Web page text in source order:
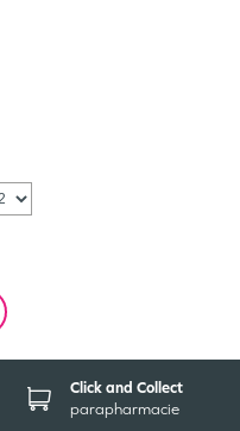
Click and Collect
parapharmacie